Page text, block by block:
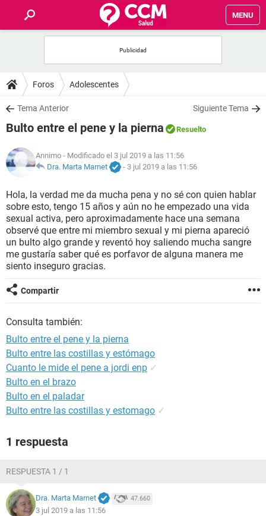
MENU
FOROS
SALUD
NUTRICIÓN
BIENESTAR
SEXUALIDAD
GLOSARIO
Foros Adolescentes
Tema Anterior Siguiente Tema
Bulto entre el pene y la pierna Resuelto
Annimo - Modificado el 3 jul 2019 a las 11:56
Dra. Marta Marnet
- 3 jul 2019 a las 11:56
Hola, la verdad me da mucha pena y no sé con quien hablar
sobre esto, tengo 15 años y aún no he empezado una vida
sexual activa, pero aproximadamente hace una semana
observé que entre mi miembro sexual y mi pierna apareció
un bulto algo grande y reventó hoy saliendo mucha sangre
me gustaría saber qué es porfavor de alguna manera me
siento inseguro gracias.
Compartir
Consulta también:
Bulto entre el pene y la pierna
Bulto entre las costillas y estómago
Cuanto le mide el pene a jordi enp ✓
Bulto en el brazo
Bulto en el paladar
Bulto entre las costillas y estomago ✓
1 respuesta
RESPUESTA 1 / 1
Dra. Marta Marnet 47.660
3 jul 2019 a las 11:56